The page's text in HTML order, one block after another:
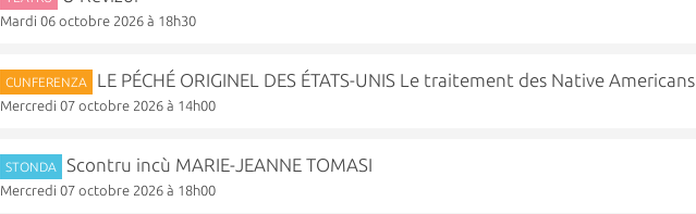
Mardi 06 octobre 2026 à 18h30
CUNFERENZA LE PÉCHÉ ORIGINEL DES ÉTATS-UNIS Le traitement des Native Americans
Mercredi 07 octobre 2026 à 14h00
STONDA Scontru incù MARIE-JEANNE TOMASI
Mercredi 07 octobre 2026 à 18h00